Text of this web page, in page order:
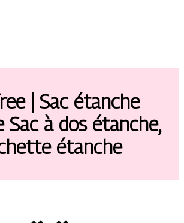
| Sac étanche
Sac à dos étanche,
étanche